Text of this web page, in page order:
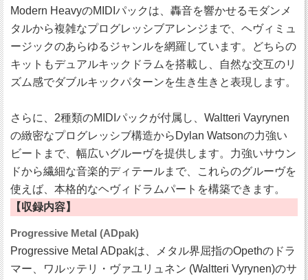
Modern HeavyのMIDIパックは、轟音を響かせるモダンメ
タルから複雑なプログレッシブアレンジまで、ヘヴィミュ
ージックのあらゆるジャンルを網羅しています。どちらの
キットもデュアルキックドラムを搭載し、自然な交互のリ
ズム感でダブルキックパターンを生き生きと表現します。
さらに、2種類のMIDIパックが付属し、Waltteri Vayrynen
の緻密なプログレッシブ構造からDylan Watsonの力強い
ビートまで、幅広いグルーヴを提供します。力強いサウン
ドから繊細な音楽的ディテールまで、これらのグルーヴを
使えば、本格的なヘヴィドラムパートを構築できます。
【収録内容】
Progressive Metal (ADpak)
Progressive Metal ADpakは、メタル界屈指のOpethのドラ
マー、ワルッテリ・ヴァユリュネン (Waltteri Vyrynen)のサ